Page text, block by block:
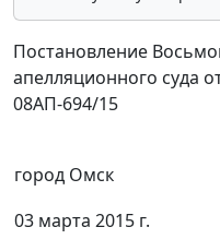
Постановление
апелляционного суда
08АП-694/15
город Омск
03 марта 2015 г.